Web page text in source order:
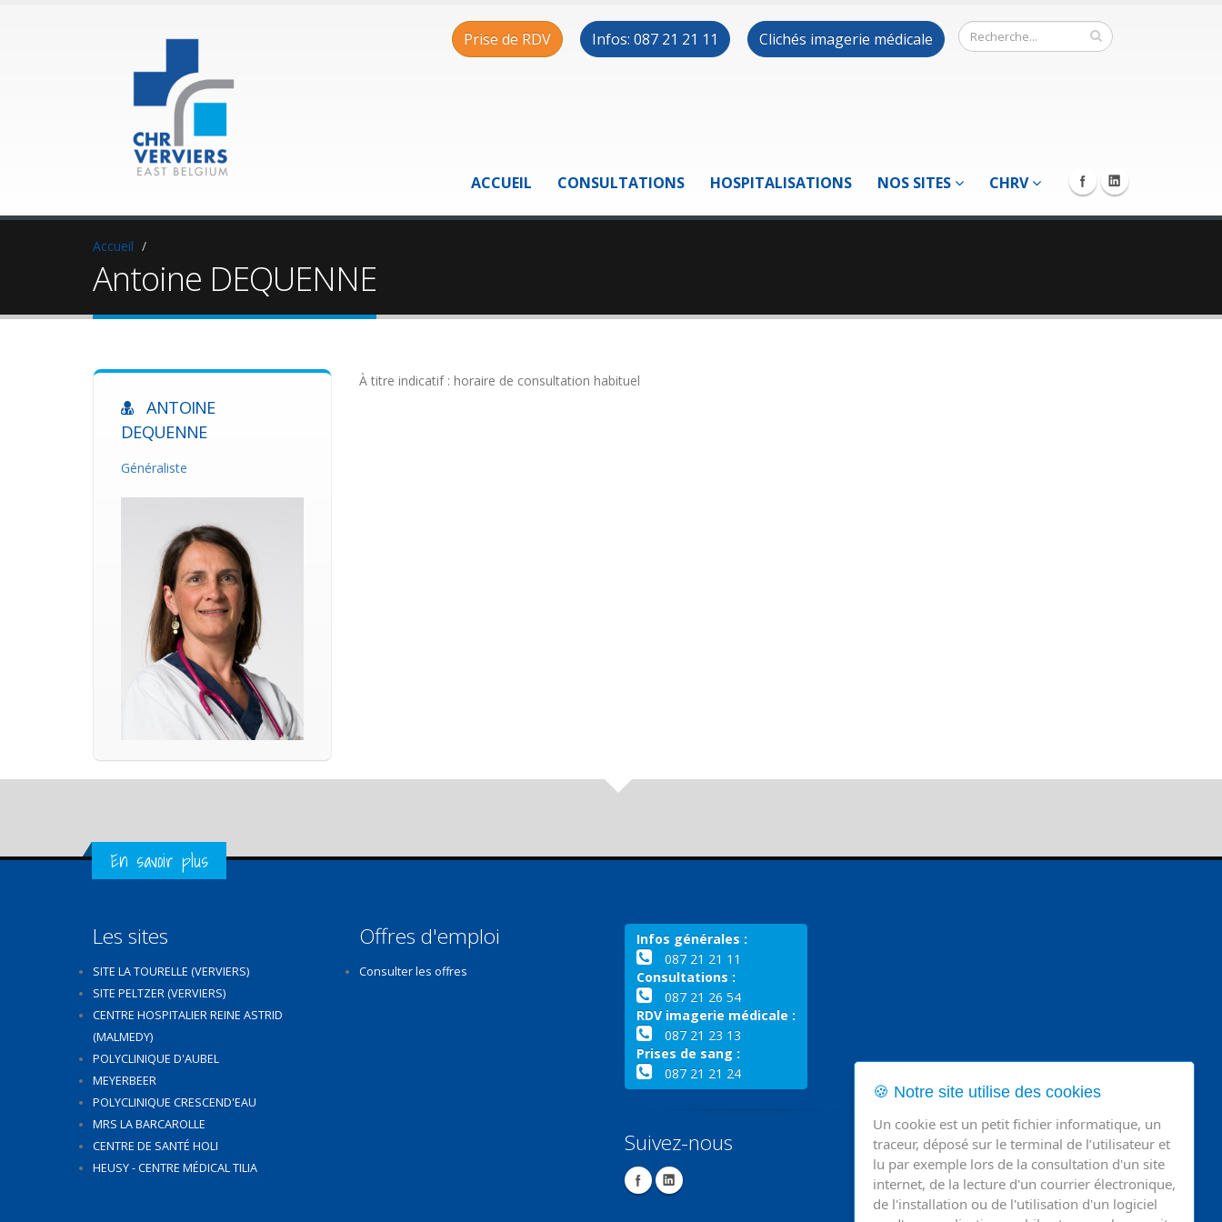
Prise de RDV Infos: 087 21 21 11 Clichés imagerie médicale
ACCUEIL CONSULTATIONS HOSPITALISATIONS NOS SITES CHRV
Accueil
Antoine DEQUENNE
ANTOINE
DEQUENNE
Généraliste
À titre indicatif : horaire de consultation habituel
Get in Touch
En savoir plus
Les sites
SITE LA TOURELLE (VERVIERS)
SITE PELTZER (VERVIERS)
CENTRE HOSPITALIER REINE ASTRID
(MALMEDY)
POLYCLINIQUE D'AUBEL
MEYERBEER
POLYCLINIQUE CRESCEND'EAU
MRS LA BARCAROLLE
CENTRE DE SANTÉ HOLI
HEUSY - CENTRE MÉDICAL TILIA
Offres d'emploi
Consulter les offres
Infos générales :
087 21 21 11
Consultations :
087 21 26 54
RDV imagerie médicale :
087 21 23 13
Prises de sang :
087 21 21 24
Suivez-nous
🍪 Notre site utilise des cookies
Un cookie est un petit fichier informatique, un
traceur, déposé sur le terminal de l’utilisateur et
lu par exemple lors de la consultation d'un site
internet, de la lecture d'un courrier électronique,
de l'installation ou de l'utilisation d'un logiciel